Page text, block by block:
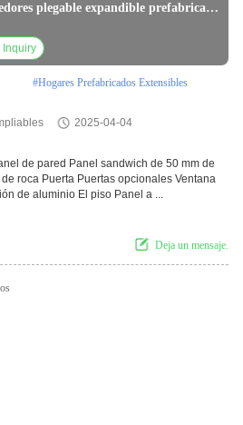
plegable expandible prefabricado
Inquiry
#Hogares Prefabricados Extensibles
2025-04-04
de pared Panel sandwich de 50 mm de
roca Puerta Puertas opcionales Ventana
de aluminio El piso Panel a ...
Deja un mensaje.